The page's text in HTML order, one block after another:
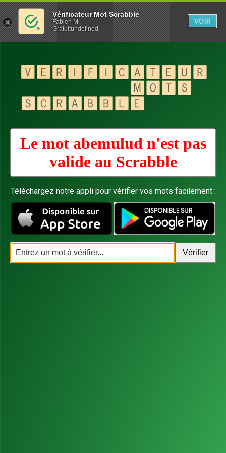
Le mot abemulud n'est pas
valide au Scrabble
Téléchargez notre appli pour vérifier vos mots facilement :
Vérificateur Mot Scrabble
Fabien M
Gratuitundefined
VOIR